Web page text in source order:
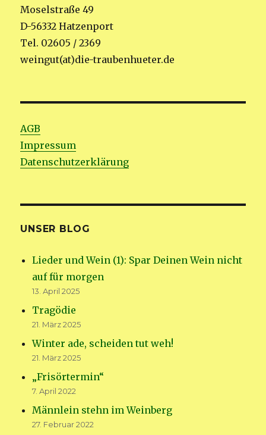
Moselstraße 49
D-56332 Hatzenport
Tel. 02605 / 2369
weingut(at)die-traubenhueter.de
AGB
Impressum
Datenschutzerklärung
UNSER BLOG
Lieder und Wein (1): Spar Deinen Wein nicht
auf für morgen
13. April 2025
Tragödie
21. März 2025
Winter ade, scheiden tut weh!
21. März 2025
„Frisörtermin“
7. April 2022
Männlein stehn im Weinberg
27. Februar 2022